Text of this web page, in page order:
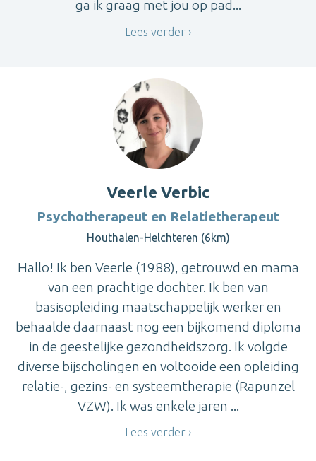
ga ik graag met jou op pad...
Lees verder
Veerle Verbic
Psychotherapeut en Relatietherapeut
Houthalen-Helchteren (6km)
Hallo! Ik ben Veerle (1988), getrouwd en mama
van een prachtige dochter. Ik ben van
basisopleiding maatschappelijk werker en
behaalde daarnaast nog een bijkomend diploma
in de geestelijke gezondheidszorg. Ik volgde
diverse bijscholingen en voltooide een opleiding
relatie-, gezins- en systeemtherapie (Rapunzel
VZW). Ik was enkele jaren ...
Lees verder